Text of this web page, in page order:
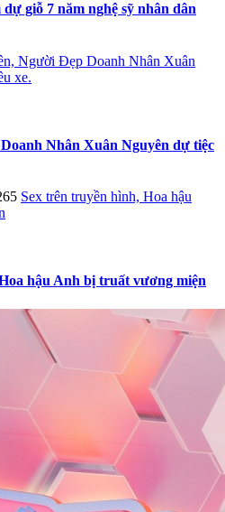
giỗ 7 năm nghệ sỹ nhân dân
Người Đẹp Doanh Nhân Xuân
xe.
Nhân Xuân Nguyên dự tiệc
Sex trên truyền hình, Hoa hậu
hậu Anh bị truất vương miện